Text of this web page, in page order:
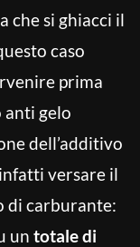
che si ghiacci il
caso
prima
anti gelo
dell’additivo
versare il
di carburante:
un totale di